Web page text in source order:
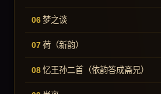
梦之谈
荷（新韵）
忆王孙二首（依韵答成斋兄）